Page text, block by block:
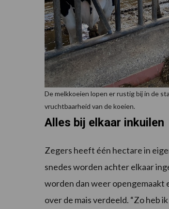
De melkkoeien lopen er rustig bij in de
vruchtbaarheid van de koeien.
Alles bij elkaar inkuilen
Zegers heeft één hectare in
snedes worden achter elkaar
worden dan weer opengemaakt
over de mais verdeeld. “Zo heb